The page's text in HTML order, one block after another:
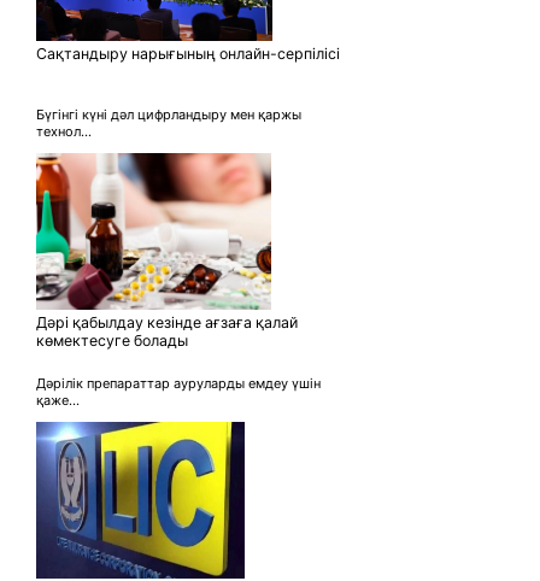
Сақтандыру нарығының онлайн-серпілісі
Бүгінгі күні дәл цифрландыру мен қаржы
технол...
Дәрі қабылдау кезінде ағзаға қалай
көмектесуге болады
Дәрілік препараттар ауруларды емдеу үшін
қаже...